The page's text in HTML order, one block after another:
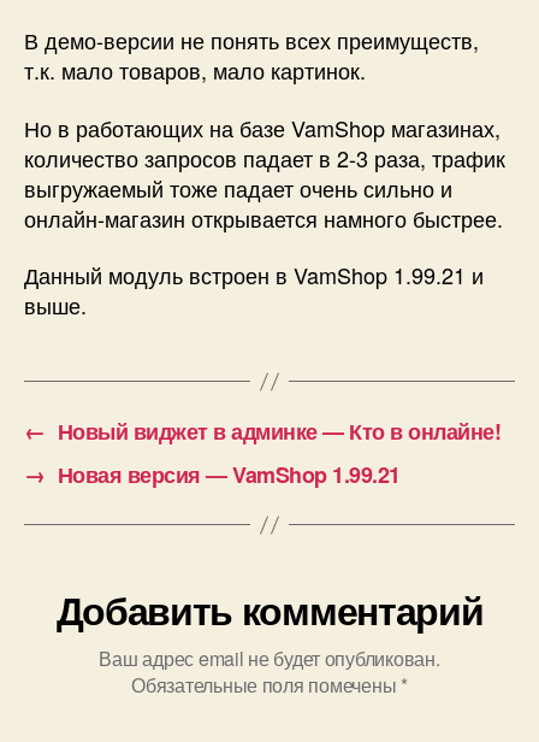
В демо-версии не понять всех преимуществ,
т.к. мало товаров, мало картинок.
Но в работающих на базе VamShop магазинах,
количество запросов падает в 2-3 раза, трафик
выгружаемый тоже падает очень сильно и
онлайн-магазин открывается намного быстрее.
Данный модуль встроен в VamShop 1.99.21 и
выше.
← Новый виджет в админке — Кто в онлайне!
→ Новая версия — VamShop 1.99.21
Добавить комментарий
Ваш адрес email не будет опубликован.
Обязательные поля помечены *